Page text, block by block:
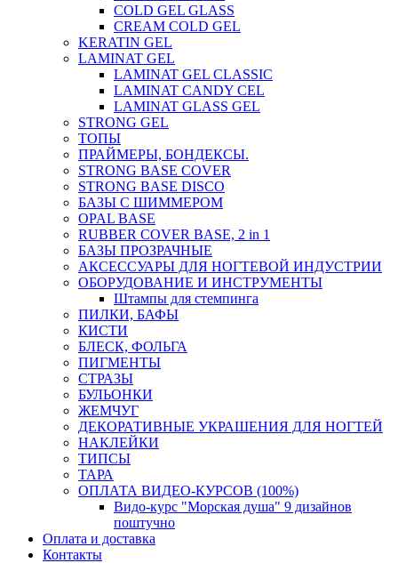
COLD GEL GLASS
CREAM COLD GEL
KERATIN GEL
LAMINAT GEL
LAMINAT GEL CLASSIС
LAMINAT CANDY CEL
LAMINAT GLASS GEL
STRONG GEL
ТОПЫ
ПРАЙМЕРЫ, БОНДЕКСЫ.
STRONG BASE COVER
STRONG BASE DISCO
БАЗЫ С ШИММЕРОМ
OPAL BASE
RUBBER COVER BASE, 2 in 1
БАЗЫ ПРОЗРАЧНЫЕ
АКСЕССУАРЫ ДЛЯ НОГТЕВОЙ ИНДУСТРИИ
ОБОРУДОВАНИЕ И ИНСТРУМЕНТЫ
Штампы для стемпинга
ПИЛКИ, БАФЫ
КИСТИ
БЛЕСК, ФОЛЬГА
ПИГМЕНТЫ
СТРАЗЫ
БУЛЬОНКИ
ЖЕМЧУГ
ДЕКОРАТИВНЫЕ УКРАШЕНИЯ ДЛЯ НОГТЕЙ
НАКЛЕЙКИ
ТИПСЫ
ТАРА
ОПЛАТА ВИДЕО-КУРСОВ (100%)
Видо-курс "Морская душа" 9 дизайнов
поштучно
Оплата и доставка
Контакты